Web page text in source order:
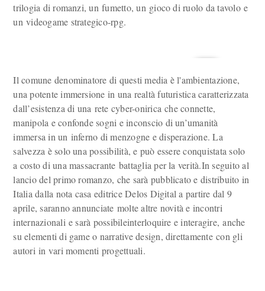
trilogia di romanzi, un fumetto, un gioco di ruolo da tavolo e
un videogame strategico-rpg.
Il comune denominatore di questi media è l'ambientazione,
una potente immersione in una realtà futuristica caratterizzata
dall’esistenza di una rete cyber-onirica che connette,
manipola e confonde sogni e inconscio di un’umanità
immersa in un inferno di menzogne e disperazione. La
salvezza è solo una possibilità, e può essere conquistata solo
a costo di una massacrante battaglia per la verità.In seguito al
lancio del primo romanzo, che sarà pubblicato e distribuito in
Italia dalla nota casa editrice Delos Digital a partire dal 9
aprile, saranno annunciate molte altre novità e incontri
internazionali e sarà possibileinterloquire e interagire, anche
su elementi di game o narrative design, direttamente con gli
autori in vari momenti progettuali.